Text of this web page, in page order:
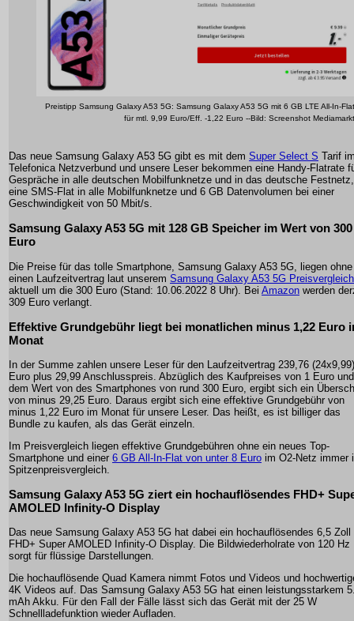
Preistipp Samsung Galaxy A53 5G: Samsung Galaxy A53 5G mit 6 GB LTE All-In-Flat
für mtl. 9,99 Euro/Eff. -1,22 Euro --Bild: Screenshot Mediamarkt
Das neue Samsung Galaxy A53 5G gibt es mit dem Super Select S Tarif
Telefonica Netzverbund und unsere Leser bekommen eine Handy-Flatrate
Gespräche in alle deutschen Mobilfunknetze und in das deutsche Festnetz,
eine SMS-Flat in alle Mobilfunknetze und 6 GB Datenvolumen bei einer
Geschwindigkeit von 50 Mbit/s.
Samsung Galaxy A53 5G mit 128 GB Speicher im Wert von 300
Euro
Die Preise für das tolle Smartphone, Samsung Galaxy A53 5G, liegen ohne
einen Laufzeitvertrag laut unserem Samsung Galaxy A53 5G Preisvergleich
aktuell um die 300 Euro (Stand: 10.06.2022 8 Uhr). Bei Amazon werden
309 Euro verlangt.
Effektive Grundgebühr liegt bei monatlichen minus 1,22 Euro
Monat
In der Summe zahlen unsere Leser für den Laufzeitvertrag 239,76 (24x9,99)
Euro plus 29,99 Anschlusspreis. Abzüglich des Kaufpreises von 1 Euro und
dem Wert von des Smartphones von rund 300 Euro, ergibt sich ein
von minus 29,25 Euro. Daraus ergibt sich eine effektive Grundgebühr von
minus 1,22 Euro im Monat für unsere Leser. Das heißt, es ist billiger das
Bundle zu kaufen, als das Gerät einzeln.
Im Preisvergleich liegen effektive Grundgebühren ohne ein neues Top-
Smartphone und einer 6 GB All-In-Flat von unter 8 Euro im O2-Netz immer
Spitzenpreisvergleich.
Samsung Galaxy A53 5G ziert ein hochauflösendes FHD+
AMOLED Infinity-O Display
Das neue Samsung Galaxy A53 5G hat dabei ein hochauflösendes 6,5 Zoll
FHD+ Super AMOLED Infinity-O Display. Die Bildwiederholrate von 120 Hz
sorgt für flüssige Darstellungen.
Die hochauflösende Quad Kamera nimmt Fotos und Videos und
4K Videos auf. Das Samsung Galaxy A53 5G hat einen leistungsstarkem
mAh Akku. Für den Fall der Fälle lässt sich das Gerät mit der 25 W
Schnellladefunktion wieder Aufladen.